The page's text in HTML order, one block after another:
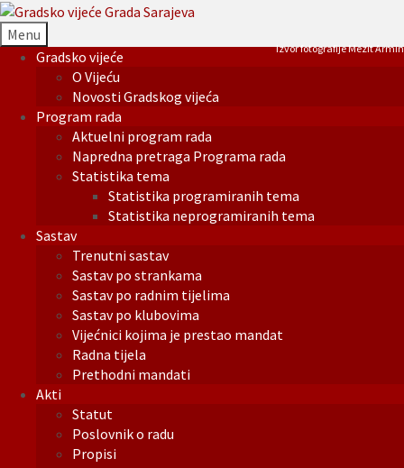
Menu
Gradsko vijeće
O Vijeću
Novosti Gradskog vijeća
Program rada
Aktuelni program rada
Napredna pretraga Programa rada
Statistika tema
Statistika programiranih tema
Statistika neprogramiranih tema
Sastav
Trenutni sastav
Sastav po strankama
Sastav po radnim tijelima
Sastav po klubovima
Vijećnici kojima je prestao mandat
Radna tijela
Prethodni mandati
Akti
Statut
Poslovnik o radu
Propisi
Izvor fotografije Mezit Armin